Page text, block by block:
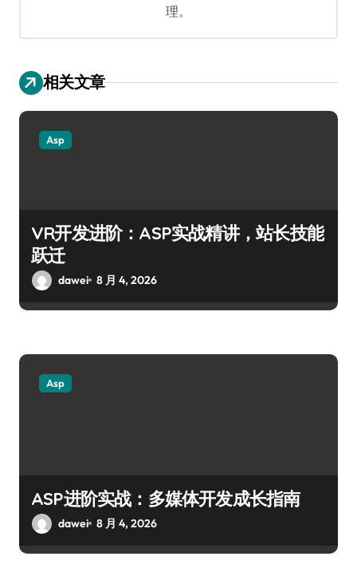
理。
相关文章
Asp
VR开发进阶：ASP实战精讲，站长技能
跃迁
dawei 8 月 4, 2026
Asp
ASP进阶实战：多媒体开发成长指南
dawei 8 月 4, 2026